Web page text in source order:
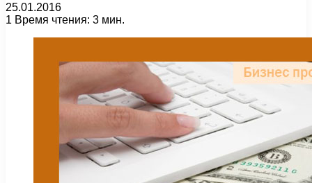
25.01.2016
1 Время чтения: 3 мин.